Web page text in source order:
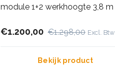
module 1+2 werkhoogte 3,8 m
€1.200,00 €1.298,00 Excl. Btw
Bekijk product